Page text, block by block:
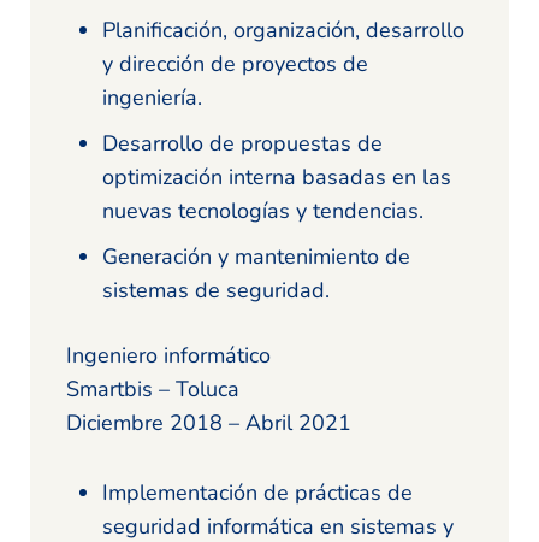
Planificación, organización, desarrollo
y dirección de proyectos de
ingeniería.
Desarrollo de propuestas de
optimización interna basadas en las
nuevas tecnologías y tendencias.
Generación y mantenimiento de
sistemas de seguridad.
Ingeniero informático
Smartbis – Toluca
Diciembre 2018 – Abril 2021
Implementación de prácticas de
seguridad informática en sistemas y